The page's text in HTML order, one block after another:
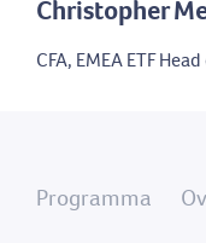
Christopher
CFA, EMEA ETF
Programma